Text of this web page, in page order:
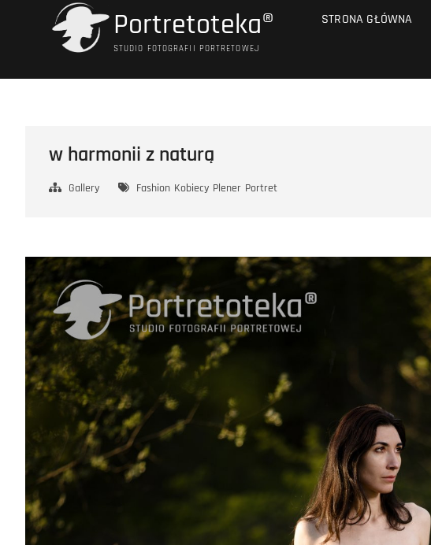
Portretoteka®
STUDIO FOTOGRAFII PORTRETOWEJ
STRONA GŁÓWNA
w harmonii z naturą
Gallery Fashion Kobiecy Plener Portret